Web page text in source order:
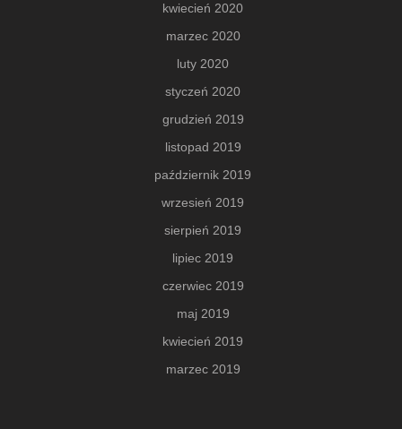
kwiecień 2020
marzec 2020
luty 2020
styczeń 2020
grudzień 2019
listopad 2019
październik 2019
wrzesień 2019
sierpień 2019
lipiec 2019
czerwiec 2019
maj 2019
kwiecień 2019
marzec 2019